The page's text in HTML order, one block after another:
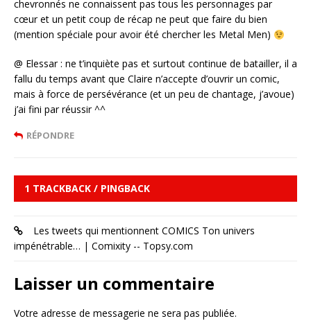
chevronnés ne connaissent pas tous les personnages par
cœur et un petit coup de récap ne peut que faire du bien
(mention spéciale pour avoir été chercher les Metal Men)
@ Elessar : ne t’inquiète pas et surtout continue de batailler, il a
fallu du temps avant que Claire n’accepte d’ouvrir un comic,
mais à force de persévérance (et un peu de chantage, j’avoue)
j’ai fini par réussir ^^
RÉPONDRE
1 TRACKBACK / PINGBACK
Les tweets qui mentionnent COMICS Ton univers
impénétrable… | Comixity -- Topsy.com
Laisser un commentaire
Votre adresse de messagerie ne sera pas publiée.